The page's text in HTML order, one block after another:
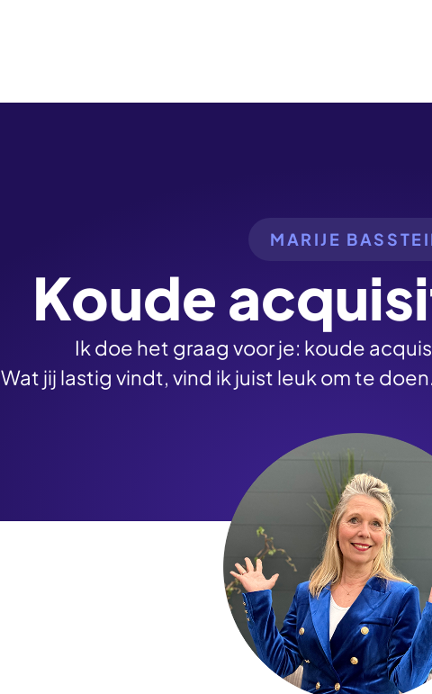
MARIJE
Koude
Ik doe het graag voor je: koude
Wat jij lastig vindt, vind ik juist leuk om te